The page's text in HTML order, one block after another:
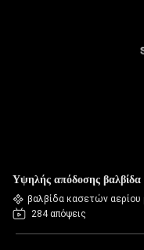
Υψηλής απόδοσης βαλβίδα
βαλβίδα κασετών αερίου
284 απόψεις